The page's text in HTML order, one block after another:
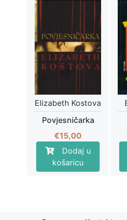
Elizabeth Kostova
Povjesničarka
€15,00
Dodaj u
košaricu